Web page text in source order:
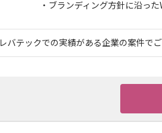
・ブランディング方針に沿った
レバテックでの実績がある企業の案件で